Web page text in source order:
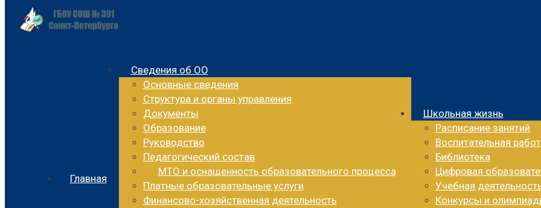
Главная
Сведения об ОО
Основные сведения
Структура и органы управления
Документы
Образование
Руководство
Педагогический состав
МТО и оснащенность образовательного процесса
Платные образовательные услуги
Финансово-хозяйственная деятельность
Школьная жизнь
Расписание занятий
Воспитательная
Библиотека
Цифровая
Учебная
Конкурсы и